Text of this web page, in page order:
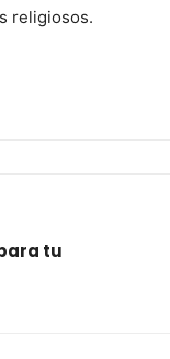
religiosos.
tu